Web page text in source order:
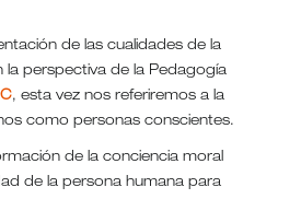
de las cualidades de la
la perspectiva de la Pedagogía
, esta vez nos referiremos a la
como personas conscientes.
de la conciencia moral
de la persona humana para